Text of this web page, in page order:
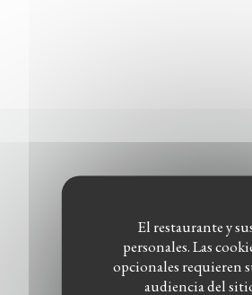
El restaurante y
personales. Las
opcionales requieren
audiencia del